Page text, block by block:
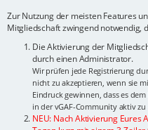
Zur Nutzung der meisten Features
Mitgliedschaft zwingend notwendig,
Die Aktivierung der
durch einen Administrator.
Wir prüfen jede Registrierung
nicht zu akzeptieren, wenn sie
Eindruck gewinnen, dass es
in der vGAF-Community aktiv zu
NEU: Nach Aktivierung Eures